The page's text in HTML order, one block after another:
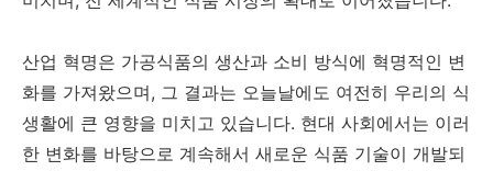
산업 혁명은 가공식품의 생산과 소비 방식에 혁명적인 변
화를 가져왔으며, 그 결과는 오늘날에도 여전히 우리의 식
생활에 큰 영향을 미치고 있습니다. 현대 사회에서는 이러
한 변화를 바탕으로 계속해서 새로운 식품 기술이 개발되